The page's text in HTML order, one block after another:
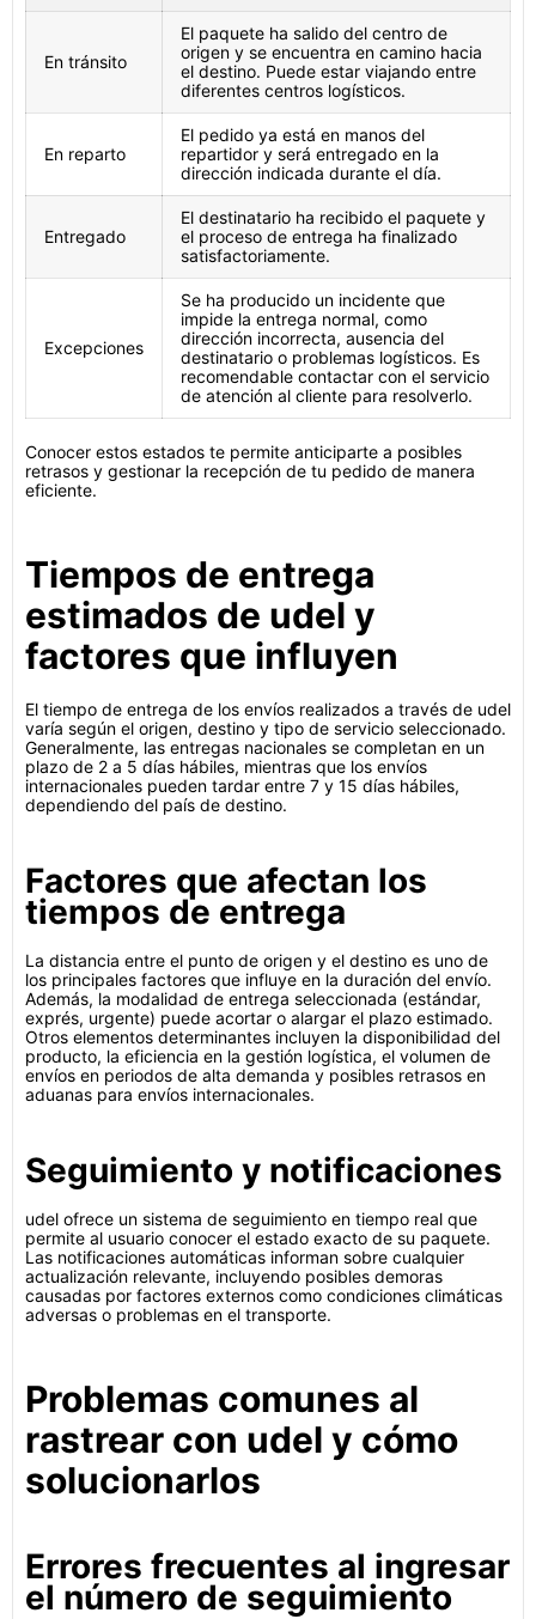
En tránsito
El paquete ha salido del centro de
origen y se encuentra en camino hacia
el destino. Puede estar viajando entre
diferentes centros logísticos.
En reparto
El pedido ya está en manos del
repartidor y será entregado en la
dirección indicada durante el día.
Entregado
El destinatario ha recibido el paquete y
el proceso de entrega ha finalizado
satisfactoriamente.
Excepciones
Se ha producido un incidente que
impide la entrega normal, como
dirección incorrecta, ausencia del
destinatario o problemas logísticos. Es
recomendable contactar con el servicio
de atención al cliente para resolverlo.
Conocer estos estados te permite anticiparte a posibles
retrasos y gestionar la recepción de tu pedido de manera
eficiente.
Tiempos de entrega
estimados de udel y
factores que influyen
El tiempo de entrega de los envíos realizados a través de udel
varía según el origen, destino y tipo de servicio seleccionado.
Generalmente, las entregas nacionales se completan en un
plazo de 2 a 5 días hábiles, mientras que los envíos
internacionales pueden tardar entre 7 y 15 días hábiles,
dependiendo del país de destino.
Factores que afectan los
tiempos de entrega
La distancia entre el punto de origen y el destino es uno de
los principales factores que influye en la duración del envío.
Además, la modalidad de entrega seleccionada (estándar,
exprés, urgente) puede acortar o alargar el plazo estimado.
Otros elementos determinantes incluyen la disponibilidad del
producto, la eficiencia en la gestión logística, el volumen de
envíos en periodos de alta demanda y posibles retrasos en
aduanas para envíos internacionales.
Seguimiento y notificaciones
udel ofrece un sistema de seguimiento en tiempo real que
permite al usuario conocer el estado exacto de su paquete.
Las notificaciones automáticas informan sobre cualquier
actualización relevante, incluyendo posibles demoras
causadas por factores externos como condiciones climáticas
adversas o problemas en el transporte.
Problemas comunes al
rastrear con udel y cómo
solucionarlos
Errores frecuentes al ingresar
el número de seguimiento